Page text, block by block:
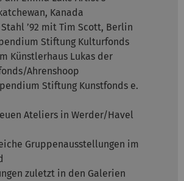
Kanada
Stahl ’92 mit Tim Scott, Berlin
Stiftung Kulturfonds
Künstlerhaus Lukas der
Ahrenshoop
Stiftung Kunstfonds e.
Ateliers in Werder/Havel
Gruppenausstellungen im
zuletzt in den Galerien